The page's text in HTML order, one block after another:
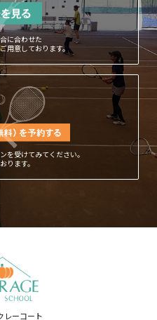
に合わせた
用意しております。
を受けてみてください。
ります。
レーコート